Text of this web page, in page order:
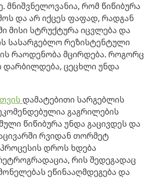
მნიშვნელოვანია, რომ წიწიბურა
და არ იქცეს ფაფად, რადგან
მისი სტრუქტურა იცვლება და
სასარგებლო რეზისტენტული
რაოდენობა მცირდება. როგორც
დარბილდება, ცეცხლი უნდა
დამატებითი სარგებლის
გაგრილების
წიწიბურა უნდა გაცივდეს და
რვიდან თორმეტ
დროს ხდება
რის შედეგადაც
ეწინააღმდეგება და